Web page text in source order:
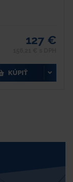
127 €
KÚPIŤ